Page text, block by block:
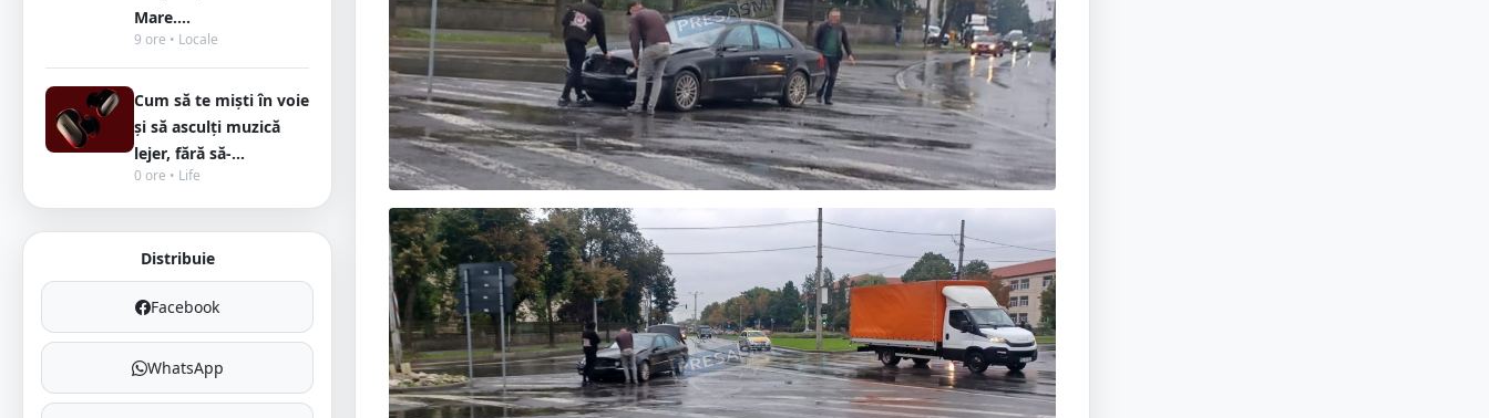
Mare....
9 ore • Locale
Cum să te miști în voie
și să asculți muzică
lejer, fără să-...
0 ore • Life
Distribuie
Facebook
WhatsApp